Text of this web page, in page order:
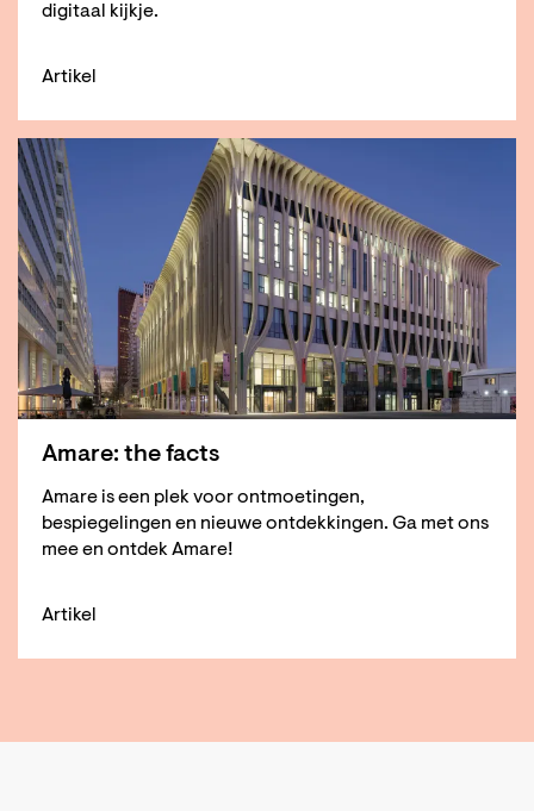
digitaal kijkje.
Artikel
Amare: the facts
Amare is een plek voor ontmoetingen,
bespiegelingen en nieuwe ontdekkingen. Ga met ons
mee en ontdek Amare!
Artikel